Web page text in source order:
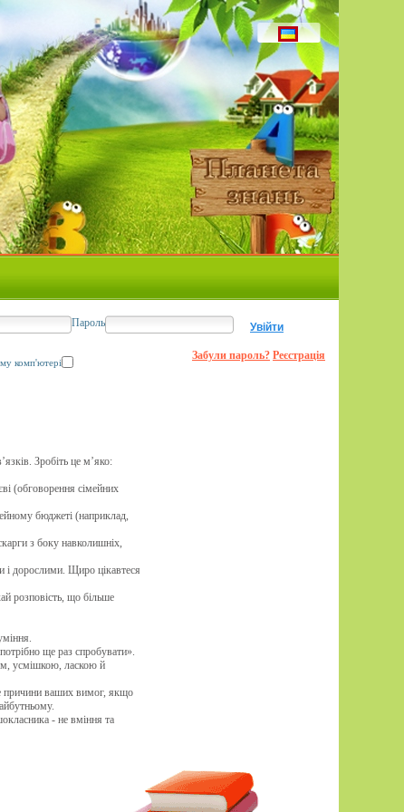
Пароль
комп'ютері
Забули пароль? Реєстрація
Зробіть це м’яко:
(обговорення сімейних
бюджеті (наприклад,
з боку навколишніх,
дорослими. Щиро цікавтеся
розповість, що більше
ще раз спробувати».
усмішкою, ласкою й
причини ваших вимог, якщо
- не вміння та